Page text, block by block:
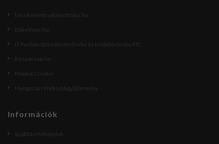
kecskemetirodatechnika.hu
Etikettem.hu
IT Pavilon Számítástechnika és Irodatechnika Kft.
Beszerzek.hu
Maped Creativ
Hungarian Web Linkgyűjtemény
Információk
Szállítási feltételek